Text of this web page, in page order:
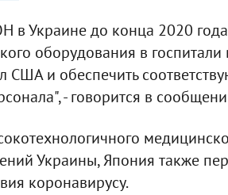
в Украине до конца 2020
оборудования в госпитали
США и обеспечить
- говорится в
Украины, Япония также
коронавирусу.